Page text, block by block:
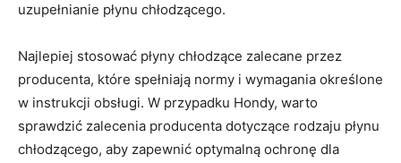
uzupełnianie płynu‌ chłodzącego.
Najlepiej stosować ‍płyny chłodzące zalecane przez
producenta, które spełniają normy⁢ i wymagania⁢ określone
w instrukcji obsługi. W przypadku Hondy, warto
sprawdzić zalecenia producenta dotyczące rodzaju płynu
chłodzącego, aby zapewnić optymalną ochronę dla